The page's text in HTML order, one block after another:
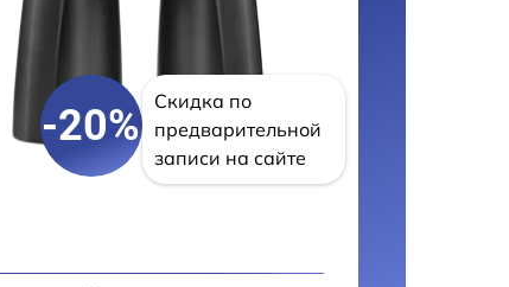
-20%
Скидка по
предварительной
записи на сайте